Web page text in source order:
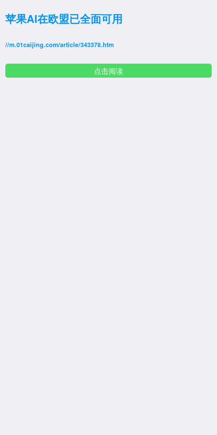
苹果AI在欧盟已全面可用
//m.01caijing.com/article/343378.htm
点击阅读